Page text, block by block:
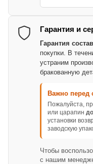
Гарантия и
Гарантия
покупки. В
устраним
бракованную
Важно перед
Пожалуйста,
или царапин
установки
заводскую
Чтобы
с нашим